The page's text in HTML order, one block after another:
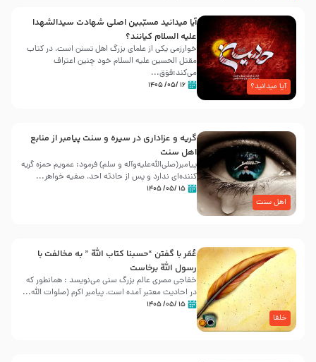
آیا میدانید؟
آیا میدانید مسبّبین اصلی شهادت سیدالشهدا
علیه ‌السلام کیانند؟
خوارزمی یکی از علمای بزرگ اهل تسنن است، در کتاب
مقتل الحسین علیه ‌السلام خود چنین اعتراف
می‌کند:فوَق...
۱۶ /۰۵/ ۱۴۰۵
اهل سنت
گریه و عزاداری در سیره و سنت پیامبر از منابع
اهل سنت
پیامبر(صلی‌الله‌علیه‌وآله و سلم) فرمود: عمویم حمزه گریه
کننده‌ای ندارد و پس از حادثه احد، صفیه خواهر...
۱۵ /۰۵/ ۱۴۰۵
خلفا
عُمَر با گفتن “حسبنا كتاب اللّه ” به مخالفت با
رسول اللّه برخاست
خفاجی مصری عالم بزرگ سنی می‌نویسد : همانطور که
در احادیث معتبر آمده است، پیامبر اکرم (صلوات اللّه...
۱۵ /۰۵/ ۱۴۰۵